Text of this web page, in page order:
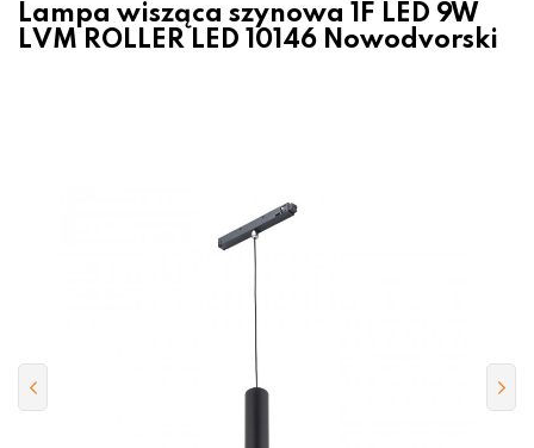
Lampa wisząca szynowa 1F LED 9W
LVM ROLLER LED 10146 Nowodvorski